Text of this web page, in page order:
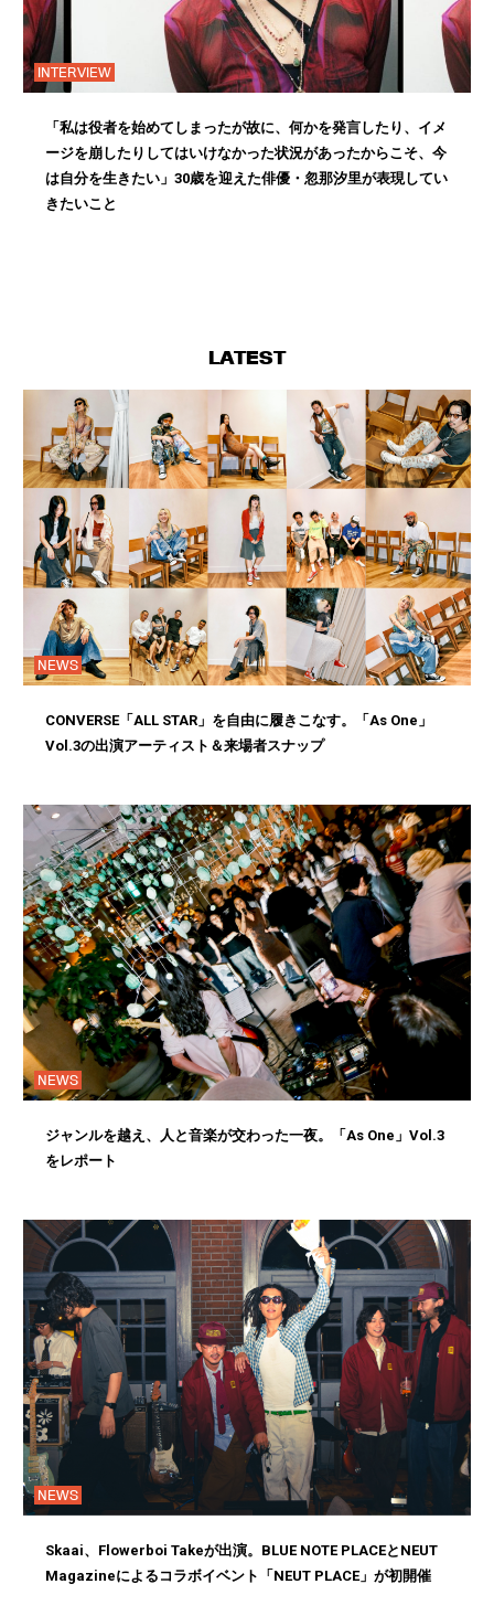
INTERVIEW
「私は役者を始めてしまったが故に、何かを発言したり、イメ
ージを崩したりしてはいけなかった状況があったからこそ、今
は自分を生きたい」30歳を迎えた俳優・忽那汐里が表現してい
きたいこと
LATEST
NEWS
CONVERSE「ALL STAR」を自由に履きこなす。「As One」
Vol.3の出演アーティスト＆来場者スナップ
NEWS
ジャンルを越え、人と音楽が交わった一夜。「As One」Vol.3
をレポート
NEWS
Skaai、Flowerboi Takeが出演。BLUE NOTE PLACEとNEUT
Magazineによるコラボイベント「NEUT PLACE」が初開催